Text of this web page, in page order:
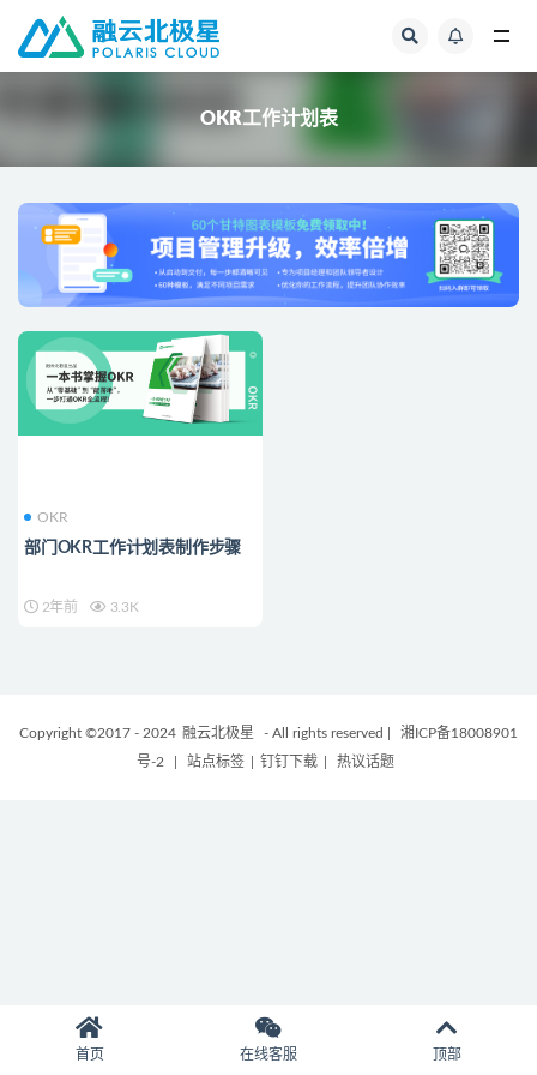
OKR工作计划表
OKR
部门OKR工作计划表制作步骤
2年前 3.3K
Copyright ©2017 - 2024 融云北极星 - All rights reserved
湘ICP备18008901
号-2
站点标签 钉钉下载 热议话题
首页 在线客服 顶部